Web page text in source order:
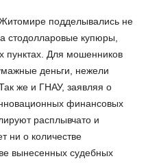
подделывались не
стодолларовые купюры,
пунктах. Для мошенников
деньги, нежели
же и ГНАУ, заявляя о
финансовых
расплывчато и
ни о количестве
вынесенных судебных